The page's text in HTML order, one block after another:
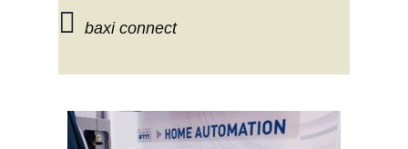
baxi connect